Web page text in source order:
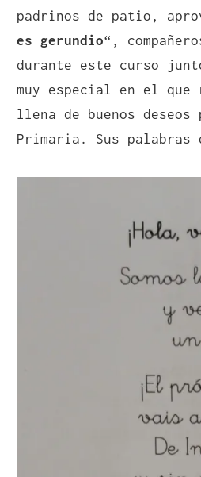
padrinos de patio,
es gerundio“,
durante este curso
muy especial en el que
llena de buenos
Primaria. Sus palabras